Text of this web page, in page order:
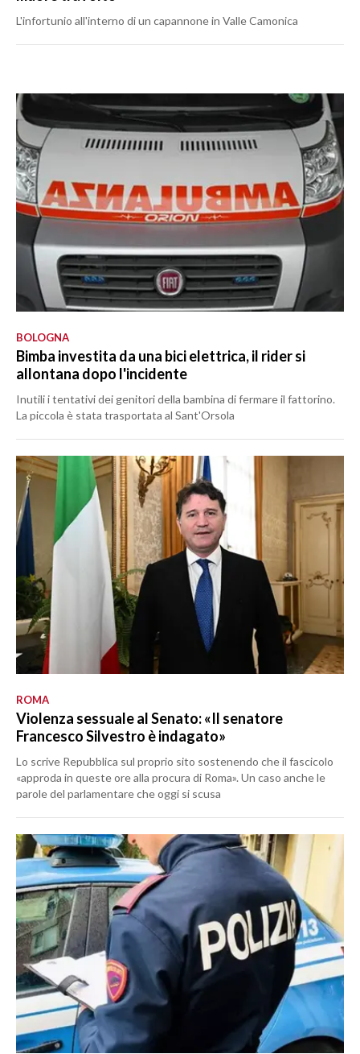
L'infortunio all'interno di un capannone in Valle Camonica
BOLOGNA
Bimba investita da una bici elettrica, il rider si
allontana dopo l'incidente
Inutili i tentativi dei genitori della bambina di fermare il fattorino.
La piccola è stata trasportata al Sant'Orsola
ROMA
Violenza sessuale al Senato: «Il senatore
Francesco Silvestro è indagato»
Lo scrive Repubblica sul proprio sito sostenendo che il fascicolo
«approda in queste ore alla procura di Roma». Un caso anche le
parole del parlamentare che oggi si scusa